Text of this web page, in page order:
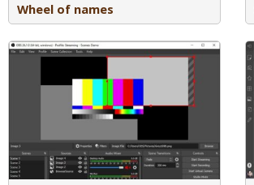
Wheel of names
Mural is een ruimte voor je team om
visueel samen te werken en problemen
sneller op te lossen met een digitaal
canvas waarbij je uit een aantal
taak. Bijvoorbeeld brainstorm,
projectvoortgang, stoplichtdashboard.
Max 5 whiteboards.